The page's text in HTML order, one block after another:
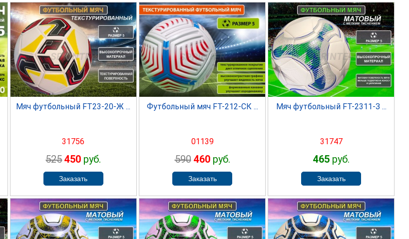
SPRINTER
Мяч футбольный FT23-20-Ж ...
31756
525 450 руб.
SPRINTER
Футбольный мяч FT-212-СК ...
01139
590 460руб.
SPRINTER
Мяч футбольный FT-2311-З ...
31747
465руб.